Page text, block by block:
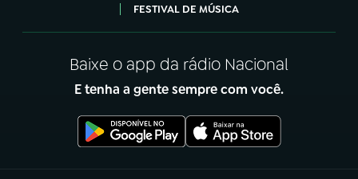
FESTIVAL DE MÚSICA
Baixe o app da rádio Nacional
E tenha a gente sempre com você.